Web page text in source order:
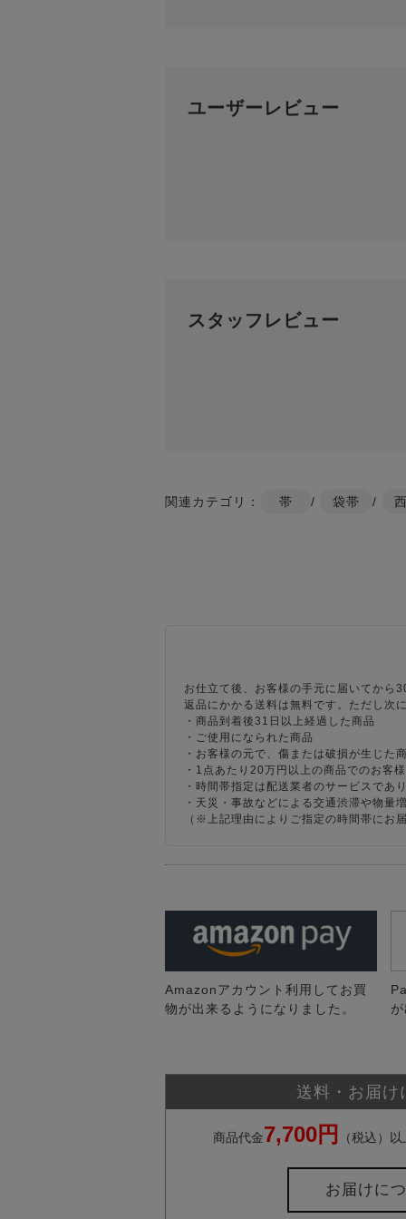
ユーザーレビュー
スタッフレビュー
関連カテゴリ： 帯 / 袋帯 /
お仕立て後、お客様の手元に届いてから
返品にかかる送料は無料です。ただし次
・商品到着後31日以上経過した商品
・ご使用になられた商品
・お客様の元で、傷または破損が生じた
・1点あたり20万円以上の商品でのお客
・時間帯指定は配送業者のサービスで
・天災・事故などによる交通渋滞や物
（※上記理由によりご指定の時間帯にお
Amazonアカウント利用してお買
物が出来るようになりました。
送料・お届け
商品代金7,700円 （税込）
お届けに